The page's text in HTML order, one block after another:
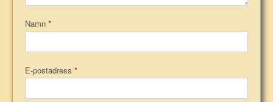
Namn *
E-postadress *